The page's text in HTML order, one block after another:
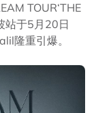
TOUR‘THE
站于5月20日
隆重引爆。